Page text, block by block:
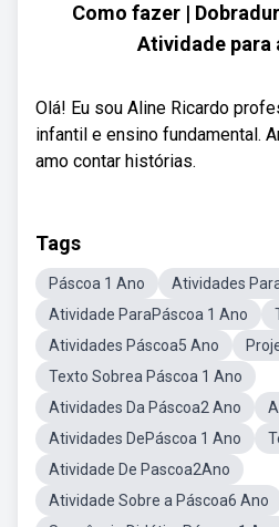
Como fazer |
Atividade para
Olá! Eu sou Aline Ricardo
infantil e ensino fundamental.
amo contar histórias.
Tags
Páscoa 1 Ano
Atividades
Atividade ParaPáscoa 1 Ano
Atividades Páscoa5 Ano
Texto Sobrea Páscoa 1 Ano
Atividades Da Páscoa2 Ano
Atividades DePáscoa 1 Ano
Atividade De Pascoa2Ano
Atividade Sobre a Páscoa6 Ano